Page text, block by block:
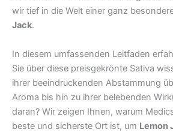
wir tief in die Welt einer ganz
Jack.
In diesem umfassenden Leitfaden
Sie über diese preisgekrönte Sativa
ihrer beeindruckenden Abstammung
Aroma bis hin zu ihrer belebenden
daran? Wir zeigen Ihnen, warum
beste und sicherste Ort ist, um Lemon